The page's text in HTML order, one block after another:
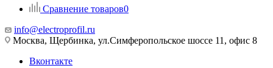
Сравнение товаров0
info@electroprofil.ru
Москва, Щербинка, ул.Симферопольское шоссе 11, офис 8
Вконтакте